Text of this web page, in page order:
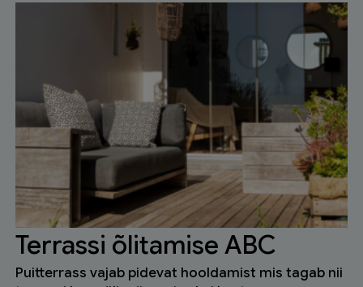
Terrassi õlitamise ABC
Puitterrass vajab pidevat hooldamist mis tagab nii